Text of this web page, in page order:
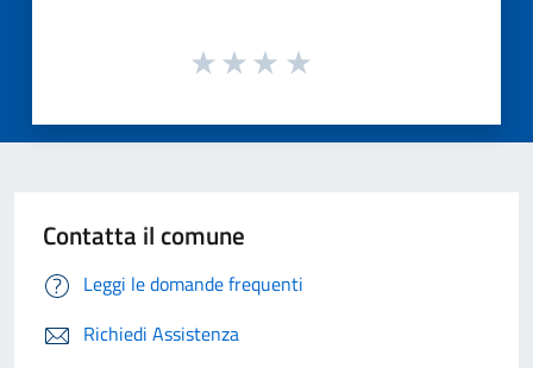
Contatta il comune
Leggi le domande frequenti
Richiedi Assistenza